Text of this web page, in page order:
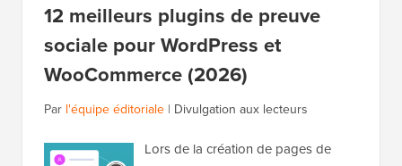
12 meilleurs plugins de preuve
sociale pour WordPress et
WooCommerce (2026)
Par l'équipe éditoriale | Divulgation aux lecteurs
Lors de la création de pages de